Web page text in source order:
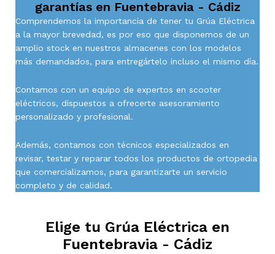
garantías en Fuentebravia - Cádiz
Comprendemos la importancia de tener tu Grúa Eléctrica
a la mayor brevedad, es por eso que disponemos de un
amplio stock en nuestros almacenes con los modelos
más demandados, para entregártelo incluso el mismo día.
Contamos con un equipo de expertos en scooter
eléctricos, dispuestos a ofrecerte asesoramiento
personalizado y profesional.
Además, contamos con técnicos especializados en
revisar, testar y reparar todos los productos de ortopedia
que comercializamos, para garantizarte un servicio
completo y de calidad.
Elige tu Grúa Eléctrica en
Fuentebravia - Cádiz